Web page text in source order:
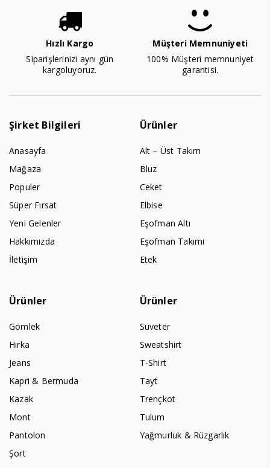
Hızlı Kargo
Siparişlerinizi aynı gün
kargoluyoruz.
Müşteri Memnuniyeti
100% Müşteri memnuniyet
garantisi.
Şirket Bilgileri
Anasayfa
Mağaza
Populer
Süper Fırsat
Yeni Gelenler
Hakkımızda
İletişim
Ürünler
Alt – Üst Takım
Bluz
Ceket
Elbise
Eşofman Altı
Eşofman Takımı
Etek
Ürünler
Gömlek
Hırka
Jeans
Kapri & Bermuda
Kazak
Mont
Pantolon
Şort
Ürünler
Süveter
Sweatshirt
T-Shirt
Tayt
Trençkot
Tulum
Yağmurluk & Rüzgarlık